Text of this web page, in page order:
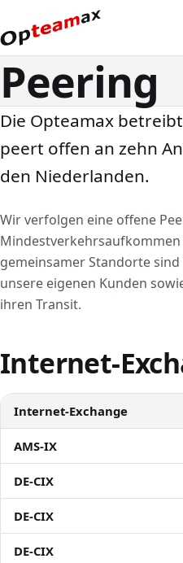
Peering
Die Opteamax
peert offen an zehn
den Niederlanden.
Wir verfolgen eine offene
gemeinsamer Standorte
unsere eigenen Kunden
ihren Transit.
Internet-
Internet-Exchange
AMS-IX
DE-CIX
DE-CIX
DE-CIX